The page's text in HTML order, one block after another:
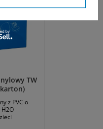
TW
z PVC o